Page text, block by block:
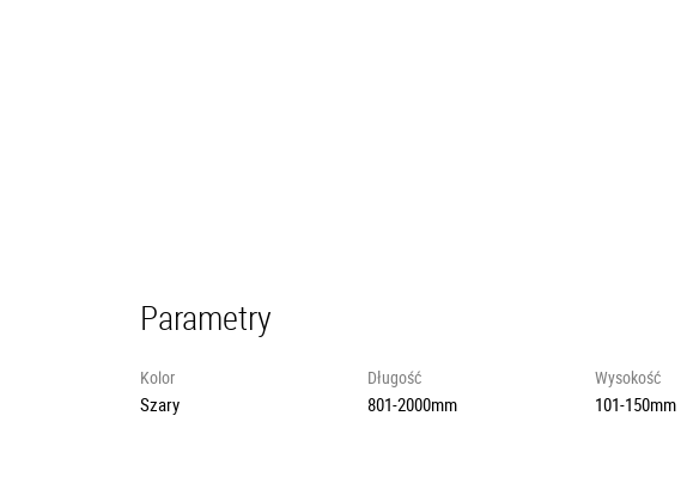
Parametry
Kolor
Szary
Długość
801-2000mm
Wysokość
101-150mm